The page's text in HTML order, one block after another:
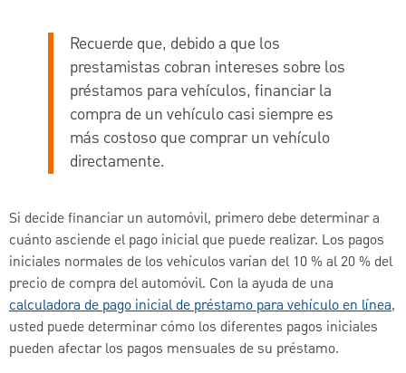
Recuerde que, debido a que los
prestamistas cobran intereses sobre los
préstamos para vehículos, financiar la
compra de un vehículo casi siempre es
más costoso que comprar un vehículo
directamente.
Si decide financiar un automóvil, primero debe determinar a
cuánto asciende el pago inicial que puede realizar. Los pagos
iniciales normales de los vehículos varían del 10 % al 20 % del
precio de compra del automóvil. Con la ayuda de una
calculadora de pago inicial de préstamo para vehículo en línea,
usted puede determinar cómo los diferentes pagos iniciales
pueden afectar los pagos mensuales de su préstamo.